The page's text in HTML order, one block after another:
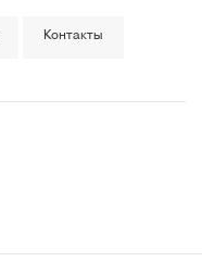
Контакты